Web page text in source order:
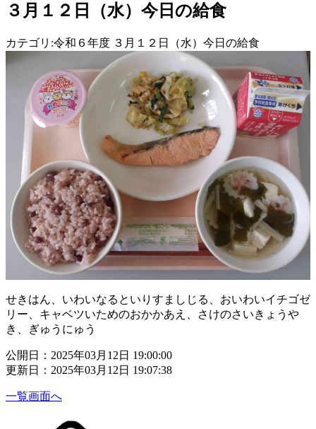
３月１２日（水）今日の給食
カテゴリ:令和６年度 ３月１２日（水）今日の給食
せきはん、いわいなるといりすましじる、おいわいイチゴゼ
リー、キャベツいためのおかかあえ、さけのさいきょうや
き、ぎゅうにゅう
公開日：2025年03月12日 19:00:00
更新日：2025年03月12日 19:07:38
一覧画面へ